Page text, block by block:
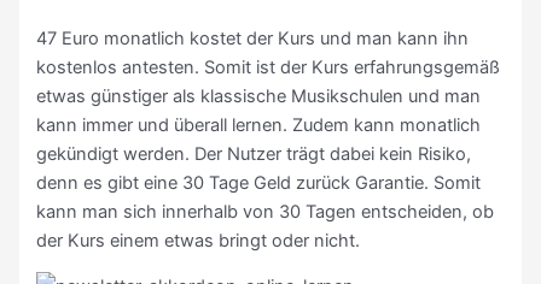
47 Euro monatlich kostet der Kurs und man kann ihn
kostenlos antesten. Somit ist der Kurs erfahrungsgemäß
etwas günstiger als klassische Musikschulen und man
kann immer und überall lernen. Zudem kann monatlich
gekündigt werden. Der Nutzer trägt dabei kein Risiko,
denn es gibt eine 30 Tage Geld zurück Garantie. Somit
kann man sich innerhalb von 30 Tagen entscheiden, ob
der Kurs einem etwas bringt oder nicht.